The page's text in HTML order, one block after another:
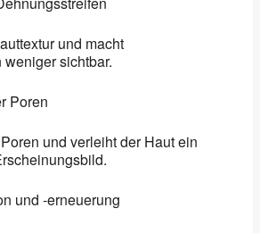
und macht
sichtbar.
Poren
und verleiht der Haut ein
und -erneuerung